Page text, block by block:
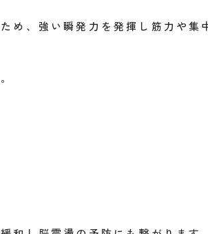
め、強い瞬発力を発揮し筋力や